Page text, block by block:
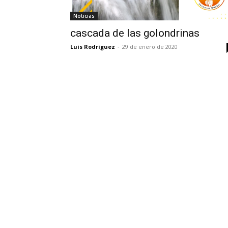
Noticias
cascada de las golondrinas
Luis Rodriguez - 29 de enero de 2020